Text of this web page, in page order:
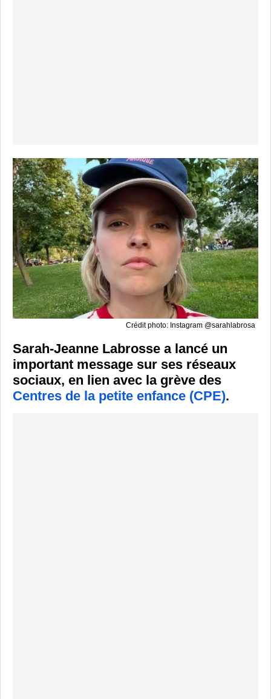
Crédit photo: Instagram @sarahlabrosa
Sarah-Jeanne Labrosse a lancé un
important message sur ses réseaux
sociaux, en lien avec la grève des
Centres de la petite enfance (CPE).